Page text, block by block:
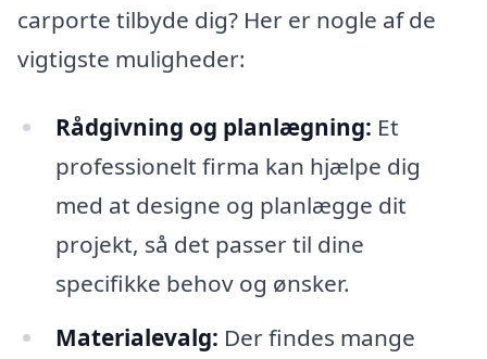
carporte tilbyde dig? Her er nogle af de
vigtigste muligheder:
Rådgivning og planlægning: Et
professionelt firma kan hjælpe dig
med at designe og planlægge dit
projekt, så det passer til dine
specifikke behov og ønsker.
Materialevalg: Der findes mange